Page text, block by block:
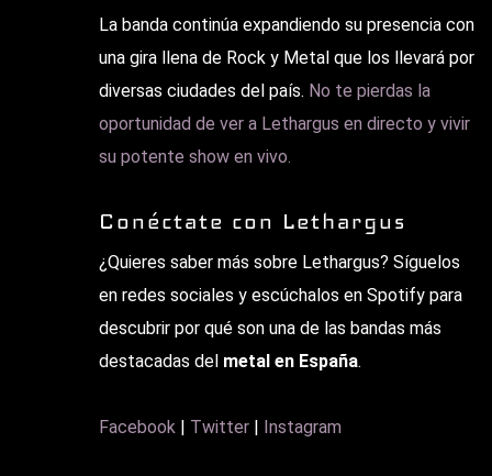
La banda continúa expandiendo su presencia con
una gira llena de Rock y Metal que los llevará por
diversas ciudades del país. No te pierdas la
oportunidad de ver a Lethargus en directo y vivir
su potente show en vivo.
Conéctate con Lethargus
¿Quieres saber más sobre Lethargus? Síguelos
en redes sociales y escúchalos en Spotify para
descubrir por qué son una de las bandas más
destacadas del metal en España.
Facebook Twitter Instagram